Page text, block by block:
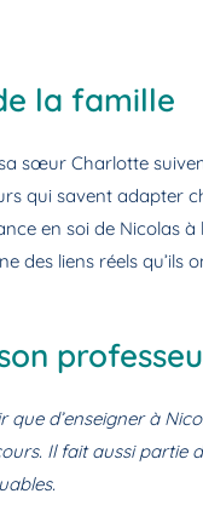
la famille
sa sœur Charlotte
qui savent adapter
en soi de Nicolas
des liens réels
que d’enseigner à
Il fait aussi partie